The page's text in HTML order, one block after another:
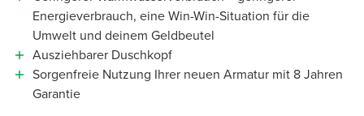
Energieverbrauch, eine Win-Win-Situation für die
Umwelt und deinem Geldbeutel
Ausziehbarer Duschkopf
Sorgenfreie Nutzung Ihrer neuen Armatur mit 8 Jahren
Garantie